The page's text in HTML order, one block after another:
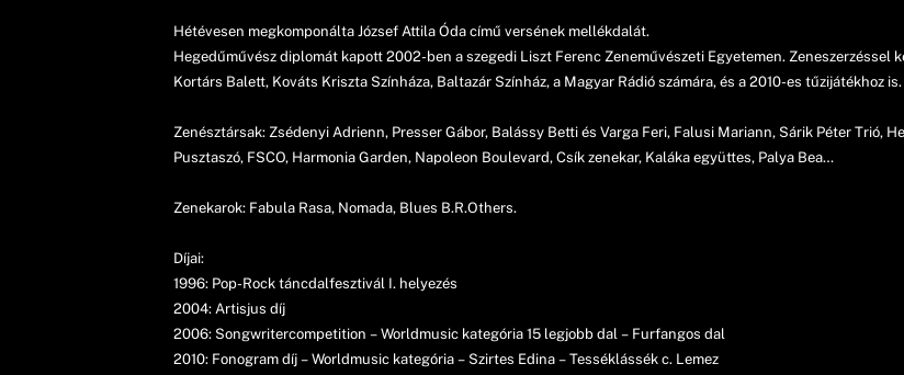
Hétévesen megkomponálta József Attila Óda című versének mellékdalát.
Hegedűművész diplomát kapott 2002-ben a szegedi Liszt Ferenc Zeneművészeti Egyetemen. Zeneszerzéssel
Kortárs Balett, Kováts Kriszta Színháza, Baltazár Színház, a Magyar Rádió számára, és a 2010-es tűzijátékhoz is.
Zenésztársak: Zsédenyi Adrienn, Presser Gábor, Balássy Betti és Varga Feri, Falusi Mariann, Sárik Péter Trió,
Pusztaszó, FSCO, Harmonia Garden, Napoleon Boulevard, Csík zenekar, Kaláka együttes, Palya Bea…
Zenekarok: Fabula Rasa, Nomada, Blues B.R.Others.
Díjai:
1996: Pop-Rock táncdalfesztivál I. helyezés
2004: Artisjus díj
2006: Songwritercompetition – Worldmusic kategória 15 legjobb dal – Furfangos dal
2010: Fonogram díj – Worldmusic kategória – Szirtes Edina – Tesséklássék c. Lemez